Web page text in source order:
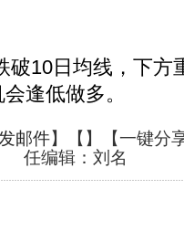
10日均线，下方
逢低做多。
邮件】【 】
【一键分
任编辑：刘名